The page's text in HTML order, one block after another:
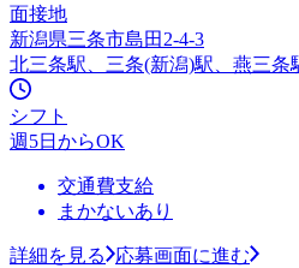
面接地
新潟県三条市島田2-4-3
北三条駅、三条(新潟)駅、燕三条
シフト
週5日からOK
交通費支給
まかないあり
詳細を見る
応募画面に進む